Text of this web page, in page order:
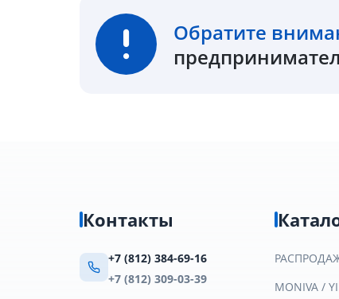
Обратите
Контакты
+7 (812) 384-69-16
+7 (812) 309-03-39
MONIVA /